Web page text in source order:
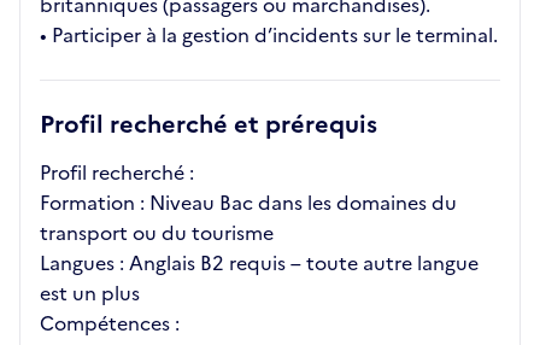
• Participer à la gestion d’incidents sur le terminal.
Profil recherché et prérequis
Profil recherché :
Formation : Niveau Bac dans les domaines du
transport ou du tourisme
Langues : Anglais B2 requis – toute autre langue
est un plus
Compétences :